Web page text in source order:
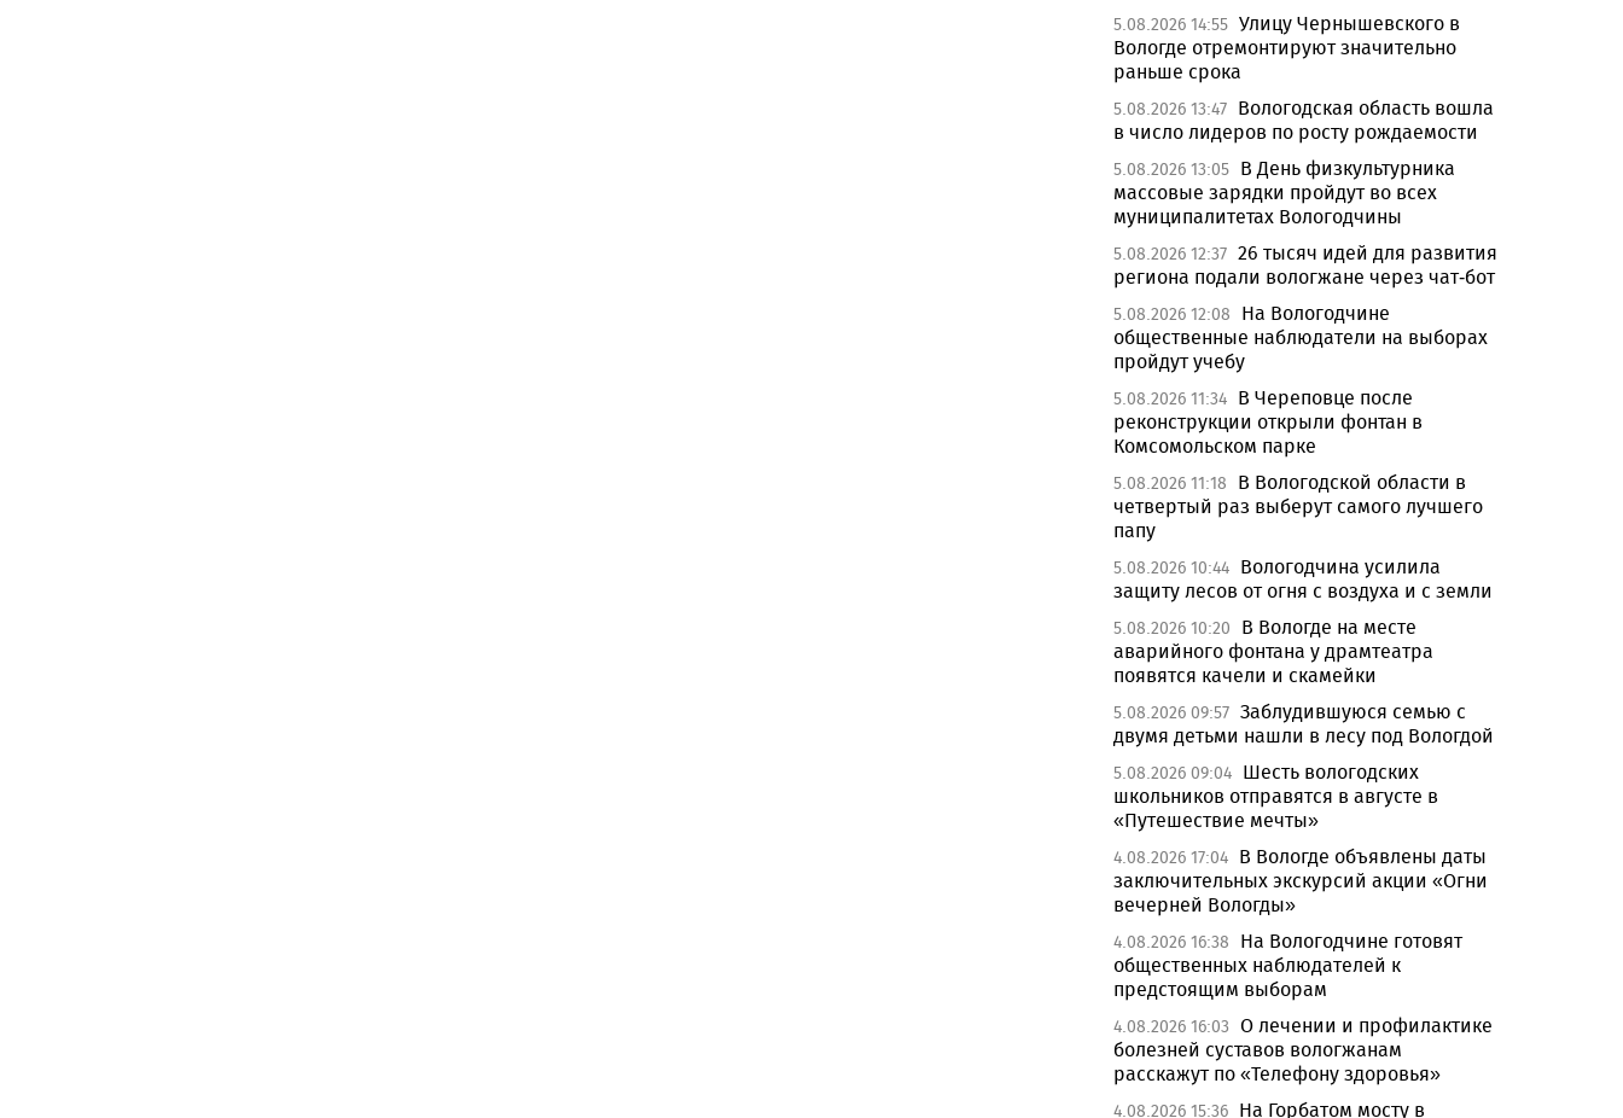
5.08.2026 14:55 Улицу Чернышевского в
Вологде отремонтируют значительно
раньше срока
5.08.2026 13:47 Вологодская область вошла
в число лидеров по росту рождаемости
5.08.2026 13:05 В День физкультурника
массовые зарядки пройдут во всех
муниципалитетах Вологодчины
5.08.2026 12:37 26 тысяч идей для развития
региона подали вологжане через чат-бот
5.08.2026 12:08
На Вологодчине
общественные наблюдатели на выборах
пройдут учебу
5.08.2026 11:34 В Череповце после
реконструкции открыли фонтан в
Комсомольском парке
5.08.2026 11:18
В Вологодской области в
четвертый раз выберут самого лучшего
папу
5.08.2026 10:44 Вологодчина усилила
защиту лесов от огня с воздуха и с земли
5.08.2026 10:20
В Вологде на месте
аварийного фонтана у драмтеатра
появятся качели и скамейки
5.08.2026 09:57 Заблудившуюся семью с
двумя детьми нашли в лесу под Вологдой
5.08.2026 09:04 Шесть вологодских
школьников отправятся в августе в
«Путешествие мечты»
4.08.2026 17:04 В Вологде объявлены даты
заключительных экскурсий акции «Огни
вечерней Вологды»
4.08.2026 16:38
На Вологодчине готовят
общественных наблюдателей к
предстоящим выборам
4.08.2026 16:03 О лечении и профилактике
болезней суставов вологжанам
расскажут по «Телефону здоровья»
4.08.2026 15:36 На Горбатом мосту в